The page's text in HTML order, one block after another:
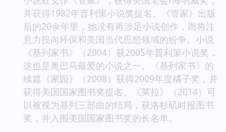
并获得1982年普利策小说奖提名。《管家》出版
后的20余年里，她没有再涉足小说创作，而将注
意力投向环保和美国当代思想领域的纷争。小说
《基列家书》（2004）获2005年普利策小说奖，
这也是奥巴马最爱的小说之一。《基列家书》的
续篇《家园》（2008）获得2009年度橘子奖，并
获得美国国家图书奖提名。《莱拉》（2014）可
以被视为基列三部曲的结局，获洛杉矶时报图书
奖，并入围美国国家图书奖的长名单。